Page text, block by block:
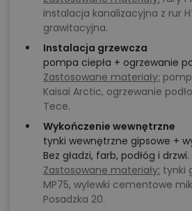
instalacja kanalizacyjna z rur
grawitacyjna.
Instalacja grzewcza
pompa ciepła + ogrzewanie
Zastosowane materiały:
Kaisai Arctic, ogrzewanie
Tece.
Wykończenie wewnętrzne
tynki wewnętrzne gipsowe +
Bez gładzi, farb, podłóg i drzwi.
Zastosowane materiały: tynki
MP75, wylewki cementowe
Posadzka 20.